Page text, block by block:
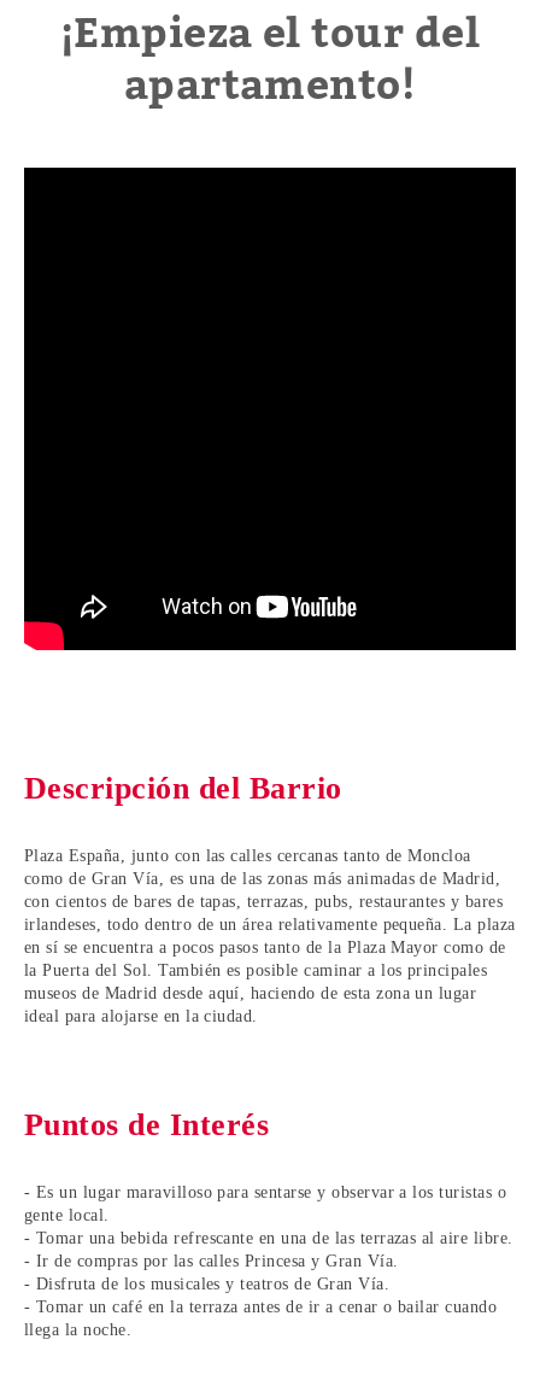
¡Empieza el tour del
apartamento!
Descripción del Barrio
Plaza España, junto con las calles cercanas tanto de Moncloa
como de Gran Vía, es una de las zonas más animadas de Madrid,
con cientos de bares de tapas, terrazas, pubs, restaurantes y bares
irlandeses, todo dentro de un área relativamente pequeña. La plaza
en sí se encuentra a pocos pasos tanto de la Plaza Mayor como de
la Puerta del Sol. También es posible caminar a los principales
museos de Madrid desde aquí, haciendo de esta zona un lugar
ideal para alojarse en la ciudad.
Puntos de Interés
- Es un lugar maravilloso para sentarse y observar a los turistas o
gente local.
- Tomar una bebida refrescante en una de las terrazas al aire libre.
- Ir de compras por las calles Princesa y Gran Vía.
- Disfruta de los musicales y teatros de Gran Vía.
- Tomar un café en la terraza antes de ir a cenar o bailar cuando
llega la noche.